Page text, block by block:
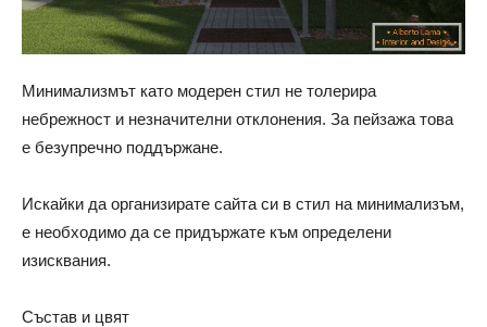
Минимализмът като модерен стил не толерира
небрежност и незначителни отклонения. За пейзажа това
е безупречно поддържане.
Искайки да организирате сайта си в стил на минимализъм,
е необходимо да се придържате към определени
изисквания.
Състав и цвят